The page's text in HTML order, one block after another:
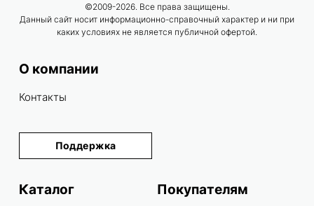
©2009-2026. Все права защищены.
Данный сайт носит информационно-справочный характер и ни при
каких условиях не является публичной офертой.
О компании
Контакты
Поддержка
Каталог Покупателям